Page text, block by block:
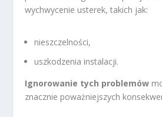
wychwycenie usterek, takich jak:
nieszczelności,
uszkodzenia instalacji.
Ignorowanie tych problemów
znacznie poważniejszych